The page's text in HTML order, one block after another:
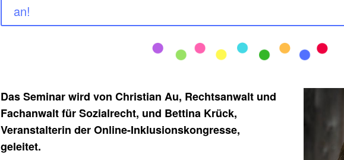
an!
Das Seminar wird von Christian Au, Rechtsanwalt und
Fachanwalt für Sozialrecht, und Bettina Krück,
Veranstalterin der Online-Inklusionskongresse,
geleitet.